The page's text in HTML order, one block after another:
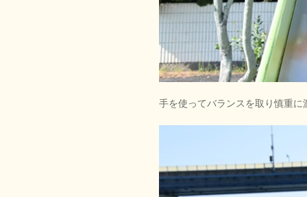
手を使ってバランスを取り慎重に